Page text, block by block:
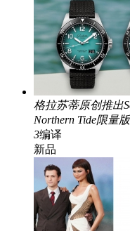
格拉苏蒂原创推出
Northern Tide限量
3编译
新品